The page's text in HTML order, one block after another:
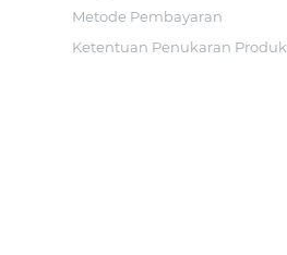
Metode Pembayaran
Ketentuan Penukaran Produk